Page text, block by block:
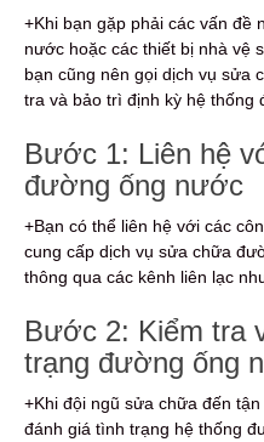
+Khi bạn gặp phải các vấn đề
nước hoặc các thiết bị nhà vệ
bạn cũng nên gọi dịch vụ sửa
tra và bảo trì định kỳ hệ thống
Bước 1: Liên hệ
đường ống nước
+Bạn có thể liên hệ với các
cung cấp dịch vụ sửa chữa
thông qua các kênh liên lạc
Bước 2: Kiểm tra
trạng đường ống
+Khi đội ngũ sửa chữa đến
đánh giá tình trạng hệ thống